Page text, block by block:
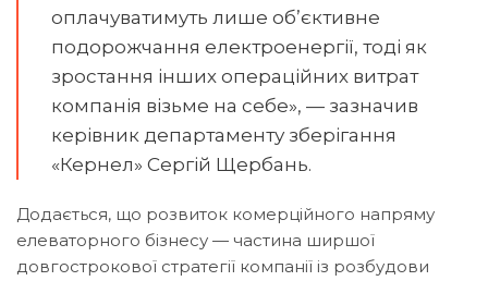
оплачуватимуть лише об’єктивне
подорожчання електроенергії, тоді як
зростання інших операційних витрат
компанія візьме на себе», — зазначив
керівник департаменту зберігання
«Кернел» Сергій Щербань.
Додається, що розвиток комерційного напряму
елеваторного бізнесу — частина ширшої
довгострокової стратегії компанії із розбудови